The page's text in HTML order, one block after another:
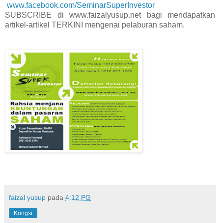
www.facebook.com/SeminarSuperInvestor
SUBSCRIBE di www.faizalyusup.net bagi mendapatkan
artikel-artikel TERKINI mengenai pelaburan saham.
faizal yusup pada 4:12 PG
Kongsi